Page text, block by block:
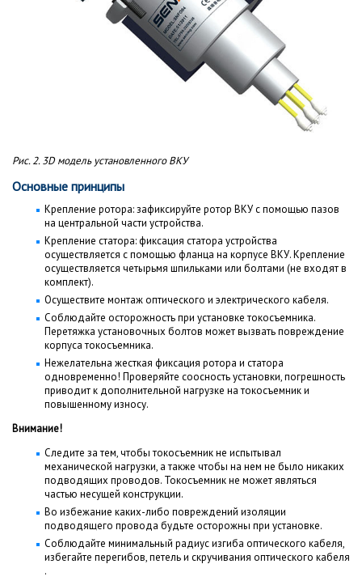
Рис. 2. 3D модель установленного ВКУ
Основные принципы
Крепление ротора: зафиксируйте ротор ВКУ с помощью пазов
на центральной части устройства.
Крепление статора: фиксация статора устройства
осуществляется с помощью фланца на корпусе ВКУ. Крепление
осуществляется четырьмя шпильками или болтами (не входят в
комплект).
Осуществите монтаж оптического и электрического кабеля.
Соблюдайте осторожность при установке токосъемника.
Перетяжка установочных болтов может вызвать повреждение
корпуса токосъемника.
Нежелательна жесткая фиксация ротора и статора
одновременно! Проверяйте соосность установки, погрешность
приводит к дополнительной нагрузке на токосъемник и
повышенному износу.
Внимание!
Следите за тем, чтобы токосъемник не испытывал
механической нагрузки, а также чтобы на нем не было никаких
подводящих проводов. Токосъемник не может являться
частью несущей конструкции.
Во избежание каких-либо повреждений изоляции
подводящего провода будьте осторожны при установке.
Соблюдайте минимальный радиус изгиба оптического кабеля,
избегайте перегибов, петель и скручивания оптического кабеля
.